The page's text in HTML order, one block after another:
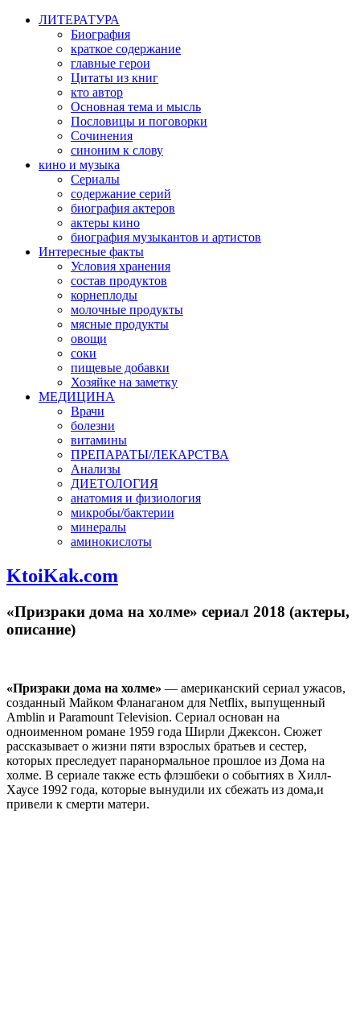
ЛИТЕРАТУРА
Биография
краткое содержание
главные герои
Цитаты из книг
кто автор
Основная тема и мысль
Пословицы и поговорки
Сочинения
синоним к слову
кино и музыка
Сериалы
содержание серий
биография актеров
актеры кино
биография музыкантов и артистов
Интересные факты
Условия хранения
состав продуктов
корнеплоды
молочные продукты
мясные продукты
овощи
соки
пищевые добавки
Хозяйке на заметку
МЕДИЦИНА
Врачи
болезни
витамины
ПРЕПАРАТЫ/ЛЕКАРСТВА
Анализы
ДИЕТОЛОГИЯ
анатомия и физиология
микробы/бактерии
минералы
аминокислоты
KtoiKak.com
«Призраки дома на холме» сериал 2018 (актеры,
описание)
«Призраки дома на холме» — американский сериал ужасов,
созданный Майком Фланаганом для Netflix, выпущенный
Amblin и Paramount Television. Сериал основан на
одноименном романе 1959 года Ширли Джексон. Сюжет
рассказывает о жизни пяти взрослых братьев и сестер,
которых преследует паранормальное прошлое из Дома на
холме. В сериале также есть флэшбеки о событиях в Хилл-
Хаусе 1992 года, которые вынудили их сбежать из дома,и
привели к смерти матери.